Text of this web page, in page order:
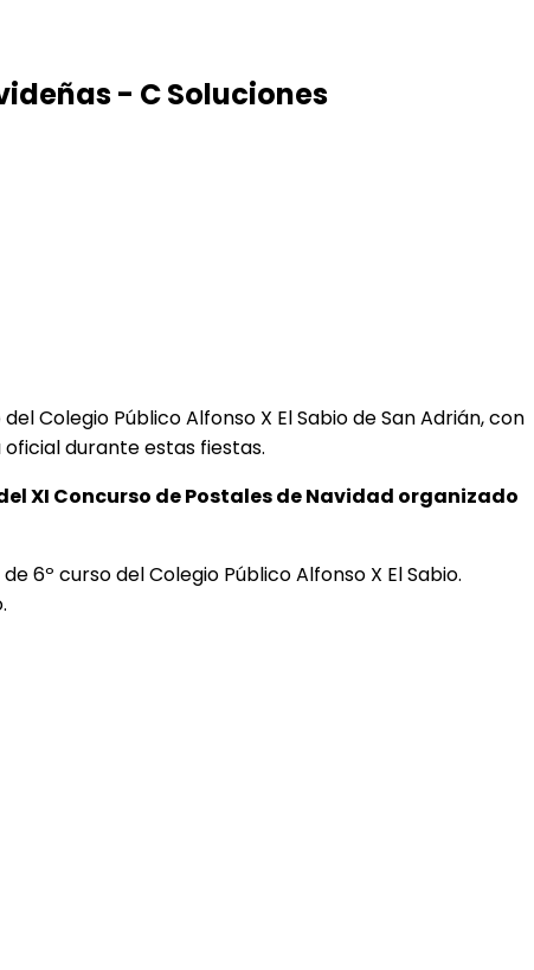
- C Soluciones
Colegio Público Alfonso X El Sabio de San Adrián, con
durante estas fiestas.
XI Concurso de Postales de Navidad organizado
6º curso del Colegio Público Alfonso X El Sabio.